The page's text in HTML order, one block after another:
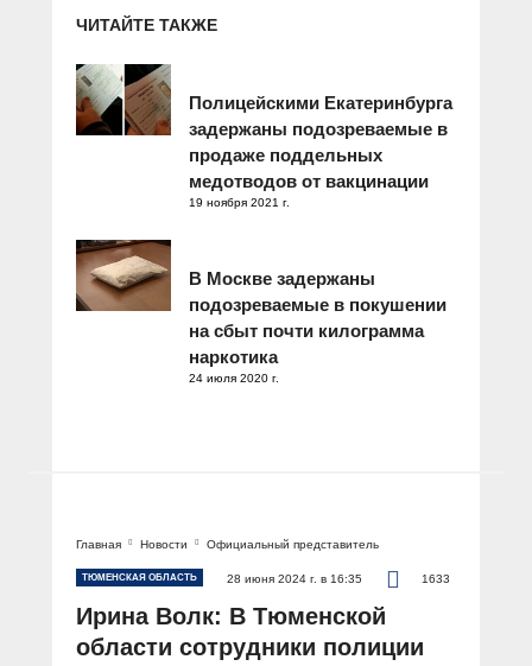
ЧИТАЙТЕ ТАКЖЕ
Полицейскими Екатеринбурга
задержаны подозреваемые в
продаже поддельных
медотводов от вакцинации
19 ноября 2021 г.
В Москве задержаны
подозреваемые в покушении
на сбыт почти килограмма
наркотика
24 июля 2020 г.
Главная Новости Официальный представитель
ТЮМЕНСКАЯ ОБЛАСТЬ 28 июня 2024 г. в 16:35 1633
Ирина Волк: В Тюменской
области сотрудники полиции